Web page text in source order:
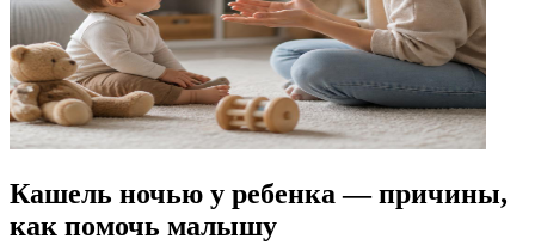
Кашель ночью у ребенка — причины,
как помочь малышу